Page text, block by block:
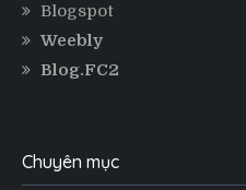
Blogspot
Weebly
Blog.FC2
Chuyên mục